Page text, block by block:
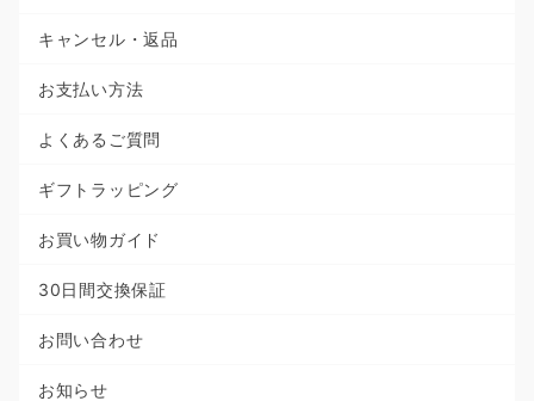
キャンセル・返品
お支払い方法
よくあるご質問
ギフトラッピング
お買い物ガイド
30日間交換保証
お問い合わせ
お知らせ